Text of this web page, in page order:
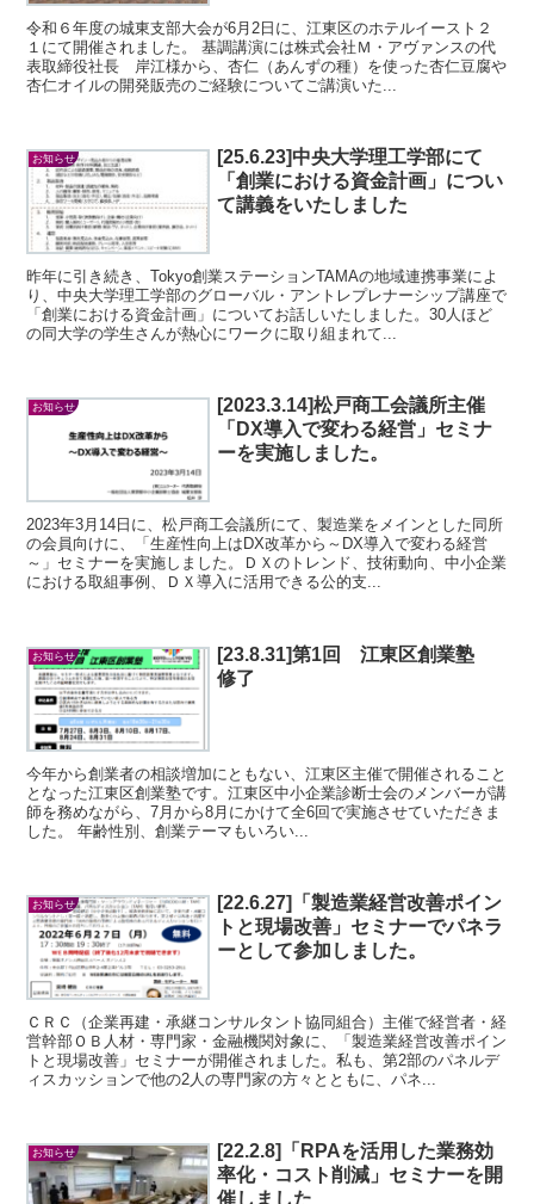
令和６年度の城東支部大会が6月2日に、江東区のホテルイースト２
１にて開催されました。 基調講演には株式会社Ｍ・アヴァンスの代
表取締役社長 岸江様から、杏仁（あんずの種）を使った杏仁豆腐や
杏仁オイルの開発販売のご経験についてご講演いた...
お知らせ
[25.6.23]中央大学理工学部にて
「創業における資金計画」につい
て講義をいたしました
昨年に引き続き、Tokyo創業ステーションTAMAの地域連携事業によ
り、中央大学理工学部のグローバル・アントレプレナーシップ講座で
「創業における資金計画」についてお話しいたしました。30人ほど
の同大学の学生さんが熱心にワークに取り組まれて...
お知らせ
[2023.3.14]松戸商工会議所主催
「DX導入で変わる経営」セミナ
ーを実施しました。
2023年3月14日に、松戸商工会議所にて、製造業をメインとした同所
の会員向けに、「生産性向上はDX改革から ～DX導入で変わる経営
～」セミナーを実施しました。ＤＸのトレンド、技術動向、中小企業
における取組事例、ＤＸ導入に活用できる公的支...
お知らせ
[23.8.31]第1回 江東区創業塾
修了
今年から創業者の相談増加にともない、江東区主催で開催されること
となった江東区創業塾です。江東区中小企業診断士会のメンバーが講
師を務めながら、7月から8月にかけて全6回で実施させていただきま
した。 年齢性別、創業テーマもいろい...
お知らせ
[22.6.27]「製造業経営改善ポイン
トと現場改善」セミナーでパネラ
ーとして参加しました。
ＣＲＣ（企業再建・承継コンサルタント協同組合）主催で経営者・経
営幹部ＯＢ人材・専門家・金融機関対象に、「製造業経営改善ポイン
トと現場改善」セミナーが開催されました。私も、第2部のパネルデ
ィスカッションで他の2人の専門家の方々とともに、パネ...
お知らせ
[22.2.8]「RPAを活用した業務効
率化・コスト削減」セミナーを開
催しました